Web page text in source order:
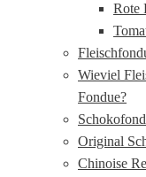
Rote
Wieviel
Fondue?
Original
Chinoise